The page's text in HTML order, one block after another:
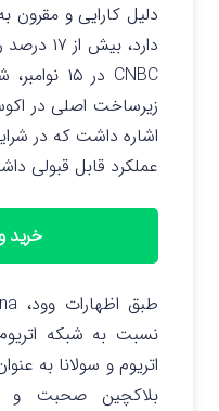
دلیل کارایی و مقرون
دارد، بیش از ۱۷ درصد رشد کرد.
زیرساخت اصلی در
اشاره داشت که در
عملکرد قابل قبولی
خرید
نسبت به شبکه
اتریوم و سولانا به
بلاکچین صحبت و